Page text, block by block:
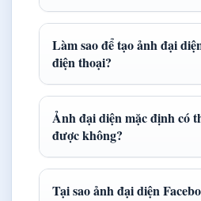
Làm sao để tạo ảnh đại
điện thoại?
Ảnh đại diện mặc định có
được không?
Tại sao ảnh đại diện